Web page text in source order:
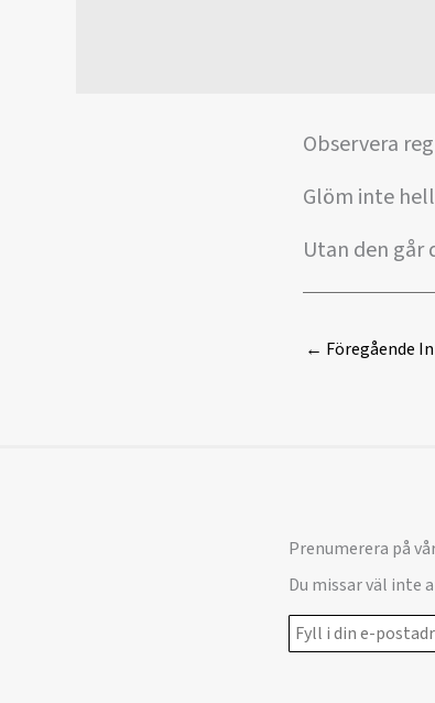
Observera
Glöm inte
Utan den
← Föregående
Prenumerera på
Du missar väl inte